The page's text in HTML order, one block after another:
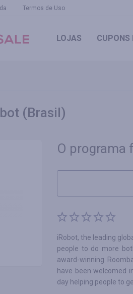
Termos de Uso
LOJAS CUPONS
(Brasil)
O programa
iRobot, the leading
people to do more
award-winning
have been welcomed
day helping people to